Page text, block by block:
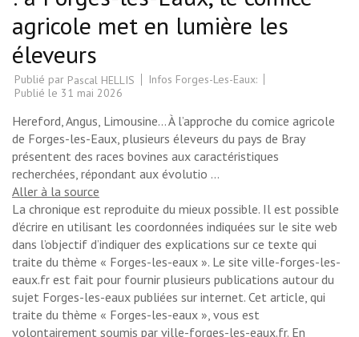
agricole met en lumière les
éleveurs
Publié par Pascal HELLIS
Infos Forges-Les-Eaux:
Publié le 31 mai 2026
Hereford, Angus, Limousine… À l’approche du comice agricole
de Forges-les-Eaux, plusieurs éleveurs du pays de Bray
présentent des races bovines aux caractéristiques
recherchées, répondant aux évolutio …
Aller à la source
La chronique est reproduite du mieux possible. Il est possible
d’écrire en utilisant les coordonnées indiquées sur le site web
dans l’objectif d’indiquer des explications sur ce texte qui
traite du thème « Forges-les-eaux ». Le site ville-forges-les-
eaux.fr est fait pour fournir plusieurs publications autour du
sujet Forges-les-eaux publiées sur internet. Cet article, qui
traite du thème « Forges-les-eaux », vous est
volontairement soumis par ville-forges-les-eaux.fr. En